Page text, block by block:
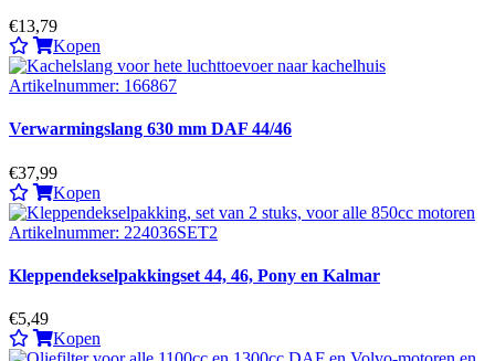
€13,79
Kopen
Verwarmingslang 630 mm DAF 44/46
€37,99
Kopen
Kleppendekselpakkingset 44, 46, Pony en Kalmar
€5,49
Kopen